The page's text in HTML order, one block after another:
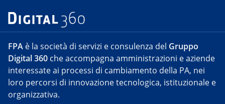
FPA è la società di servizi e consulenza del Gruppo
Digital 360 che accompagna amministrazioni e aziende
interessate ai processi di cambiamento della PA, nei
loro percorsi di innovazione tecnologica, istituzionale e
organizzativa.